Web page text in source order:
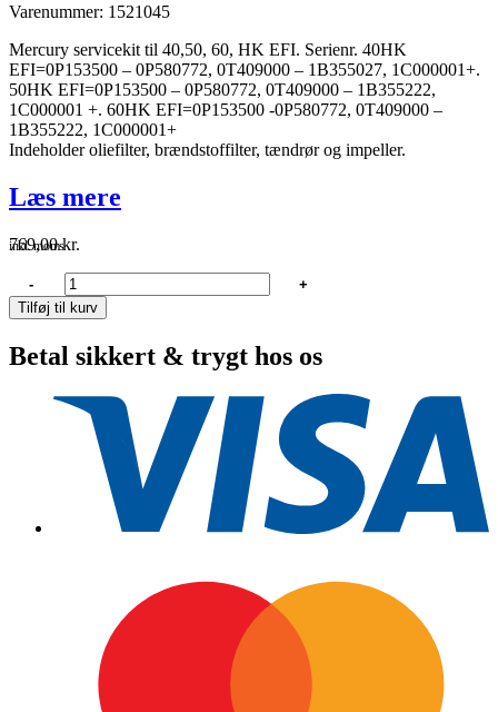
Varenummer: 1521045
Mercury servicekit til 40,50, 60, HK EFI. Serienr. 40HK
EFI=0P153500 – 0P580772, 0T409000 – 1B355027, 1C000001+.
50HK EFI=0P153500 – 0P580772, 0T409000 – 1B355222,
1C000001 +. 60HK EFI=0P153500 -0P580772, 0T409000 –
1B355222, 1C000001+
Indeholder oliefilter, brændstoffilter, tændrør og impeller.
Læs mere
769,00kr.
inkl. moms
Mercury
Servicekit
5
50,
-
+
Tilføj til kurv
Betal sikkert & trygt hos os